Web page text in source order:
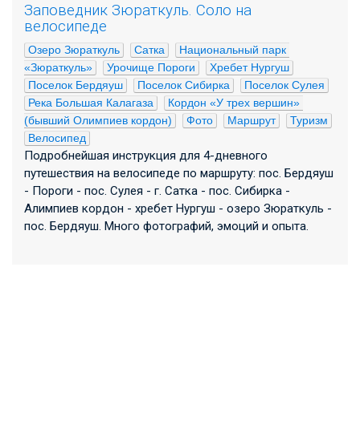
Заповедник Зюраткуль. Соло на
велосипеде
Озеро Зюраткуль Сатка
Национальный парк
«Зюраткуль»
Урочище Пороги
Хребет Нургуш
Поселок Бердяуш
Поселок Сибирка
Поселок Сулея
Река Большая Калагаза
Кордон «У трех вершин»
(бывший Олимпиев кордон)
Фото Маршрут
Туризм
Велосипед
Подробнейшая инструкция для 4-дневного
путешествия на велосипеде по маршруту: пос. Бердяуш
- Пороги - пос. Сулея - г. Сатка - пос. Сибирка -
Алимпиев кордон - хребет Нургуш - озеро Зюраткуль -
пос. Бердяуш. Много фотографий, эмоций и опыта.